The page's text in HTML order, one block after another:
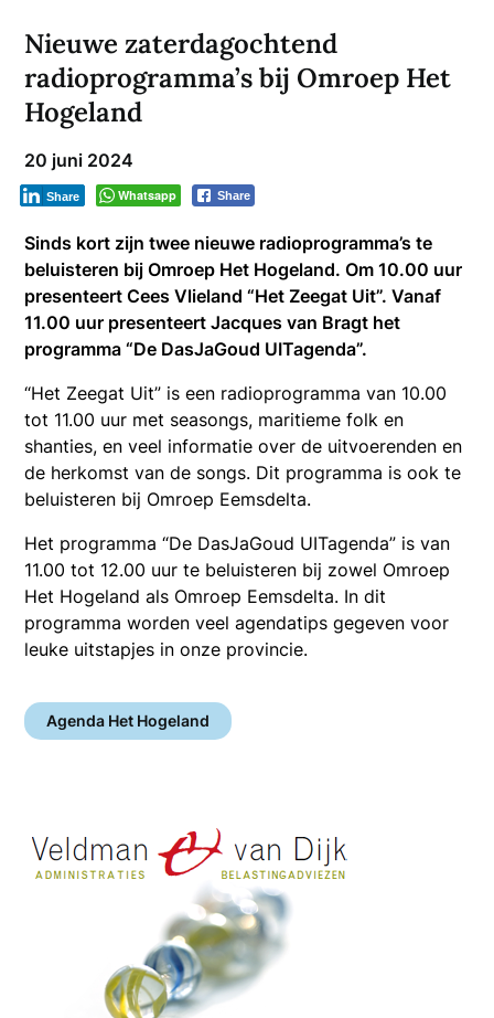
Nieuwe zaterdagochtend
radioprogramma’s bij Omroep Het
Hogeland
20 juni 2024
Whatsapp Share
Share
Sinds kort zijn twee nieuwe radioprogramma’s te
beluisteren bij Omroep Het Hogeland. Om 10.00 uur
presenteert Cees Vlieland “Het Zeegat Uit”. Vanaf
11.00 uur presenteert Jacques van Bragt het
programma “De DasJaGoud UITagenda”.
“Het Zeegat Uit” is een radioprogramma van 10.00
tot 11.00 uur met seasongs, maritieme folk en
shanties, en veel informatie over de uitvoerenden en
de herkomst van de songs. Dit programma is ook te
beluisteren bij Omroep Eemsdelta.
Het programma “De DasJaGoud UITagenda” is van
11.00 tot 12.00 uur te beluisteren bij zowel Omroep
Het Hogeland als Omroep Eemsdelta. In dit
programma worden veel agendatips gegeven voor
leuke uitstapjes in onze provincie.
Agenda Het Hogeland